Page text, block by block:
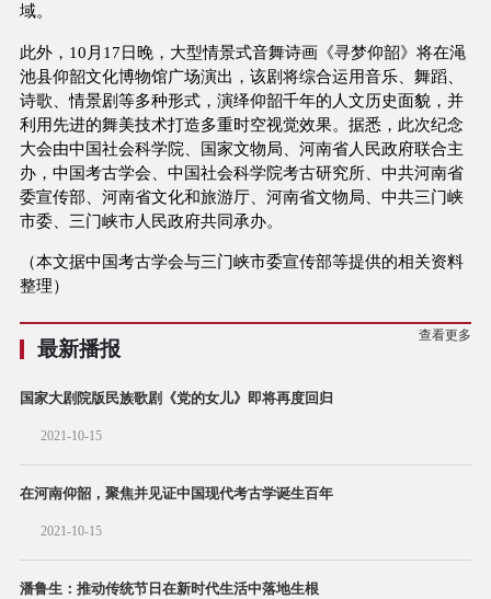
域。
此外，10月17日晚，大型情景式音舞诗画《寻梦仰韶》将在渑
池县仰韶文化博物馆广场演出，该剧将综合运用音乐、舞蹈、
诗歌、情景剧等多种形式，演绎仰韶千年的人文历史面貌，并
利用先进的舞美技术打造多重时空视觉效果。据悉，此次纪念
大会由中国社会科学院、国家文物局、河南省人民政府联合主
办，中国考古学会、中国社会科学院考古研究所、中共河南省
委宣传部、河南省文化和旅游厅、河南省文物局、中共三门峡
市委、三门峡市人民政府共同承办。
（本文据中国考古学会与三门峡市委宣传部等提供的相关资料
整理）
最新播报
查看更多
国家大剧院版民族歌剧《党的女儿》即将再度回归
2021-10-15
在河南仰韶，聚焦并见证中国现代考古学诞生百年
2021-10-15
潘鲁生：推动传统节日在新时代生活中落地生根